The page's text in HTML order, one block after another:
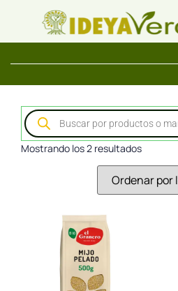
Mostrando los 2 resultados